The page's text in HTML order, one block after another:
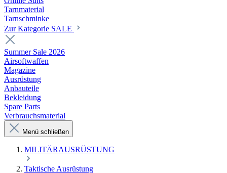
Tarnmaterial
Tarnschminke
Zur Kategorie SALE
Summer Sale 2026
Airsoftwaffen
Magazine
Ausrüstung
Anbauteile
Bekleidung
Spare Parts
Verbrauchsmaterial
Menü schließen
MILITÄRAUSRÜSTUNG
Taktische Ausrüstung